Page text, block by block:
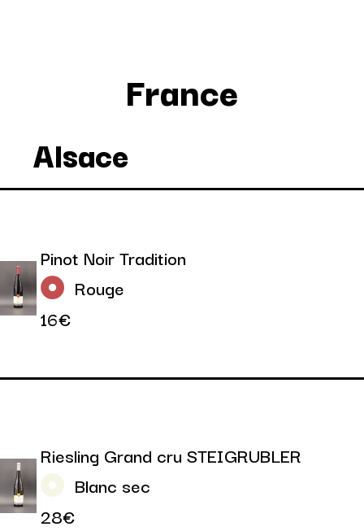
France
Alsace
Pinot Noir Tradition
Rouge
16€
Riesling Grand cru STEIGRUBLER
Blanc sec
28€